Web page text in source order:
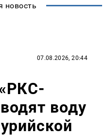
новость
07.08.2026, 20:44
воду